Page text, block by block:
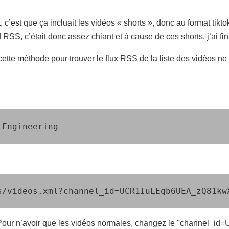
que ça incluait les vidéos « shorts », donc au format
c’était donc assez chiant et à cause de ces shorts, j’ai
méthode pour trouver le flux RSS de la liste des vidéos
n’avoir que les vidéos normales, changez le